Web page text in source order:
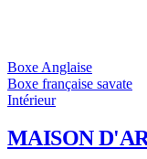
Boxe Anglaise
Boxe française savate
Intérieur
MAISON